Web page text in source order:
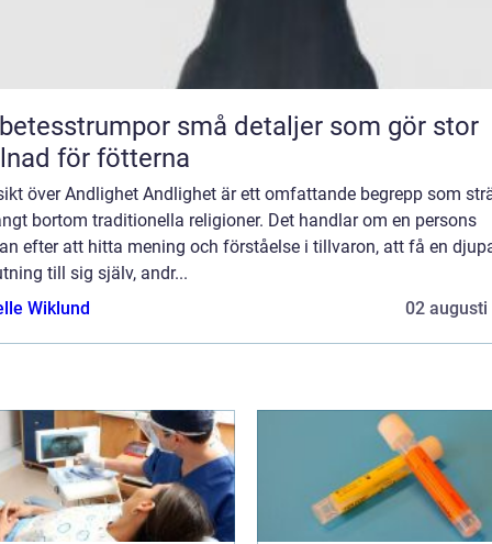
små detaljer som gör stor
för fötterna
över Andlighet Andlighet är ett omfattande begrepp som
bortom traditionella religioner. Det handlar om en persons
efter att hitta mening och förståelse i tillvaron, att få en
till sig själv, andr...
Wiklund
02 augusti